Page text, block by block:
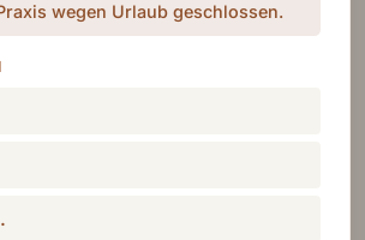
wegen Urlaub geschlossen.